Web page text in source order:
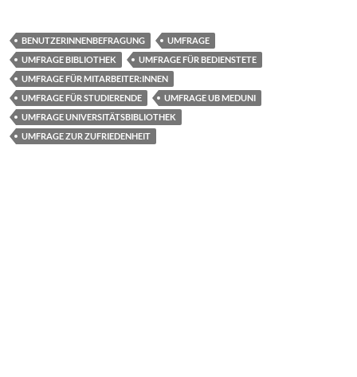
e
b
o
o
k
to
d
o
n
ail le
n
BENUTZERINNENBEFRAGUNG
UMFRAGE
UMFRAGE BIBLIOTHEK
UMFRAGE FÜR BEDIENSTETE
UMFRAGE FÜR MITARBEITER:INNEN
UMFRAGE FÜR STUDIERENDE
UMFRAGE UB MEDUNI
UMFRAGE UNIVERSITÄTSBIBLIOTHEK
UMFRAGE ZUR ZUFRIEDENHEIT